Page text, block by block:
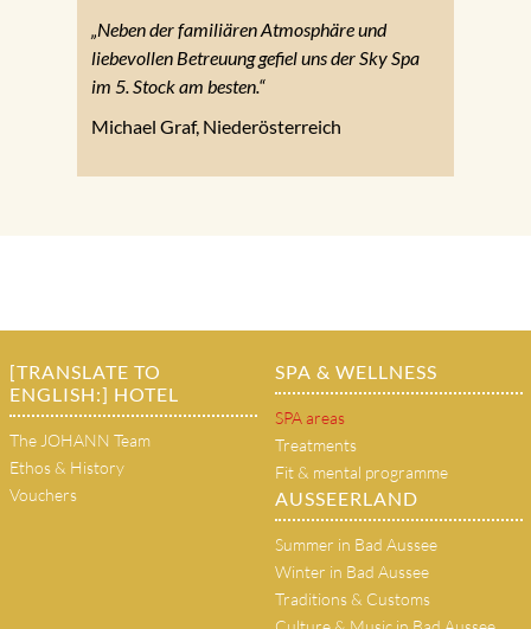
„Neben der familiären Atmosphäre und
liebevollen Betreuung gefiel uns der Sky Spa
im 5. Stock am besten.“
Michael Graf, Niederösterreich
[TRANSLATE TO
ENGLISH:] HOTEL
The JOHANN Team
Ethos & History
Vouchers
SPA & WELLNESS
SPA areas
Treatments
Fit & mental programme
AUSSEERLAND
Summer in Bad Aussee
Winter in Bad Aussee
Traditions & Customs